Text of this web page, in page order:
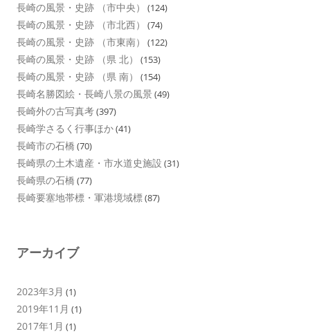
長崎の風景・史跡 （市中央） (124)
長崎の風景・史跡 （市北西） (74)
長崎の風景・史跡 （市東南） (122)
長崎の風景・史跡 （県 北） (153)
長崎の風景・史跡 （県 南） (154)
長崎名勝図絵・長崎八景の風景 (49)
長崎外の古写真考(397)
長崎学さるく行事ほか(41)
長崎市の石橋 (70)
長崎県の土木遺産・市水道史施設 (31)
長崎県の石橋 (77)
長崎要塞地帯標・軍港境域標(87)
アーカイブ
2023年3月 (1)
2019年11月 (1)
2017年1月 (1)